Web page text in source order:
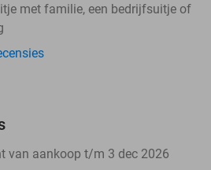
met familie, een bedrijfsuitje of
van aankoop t/m 3 dec 2026